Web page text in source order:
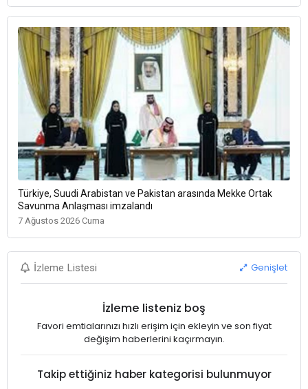
Türkiye, Suudi Arabistan ve Pakistan arasında Mekke Ortak
Savunma Anlaşması imzalandı
7 Ağustos 2026 Cuma
İzleme Listesi Genişlet
İzleme listeniz boş
Favori emtialarınızı hızlı erişim için ekleyin ve son fiyat
değişim haberlerini kaçırmayın.
Takip ettiğiniz haber kategorisi bulunmuyor